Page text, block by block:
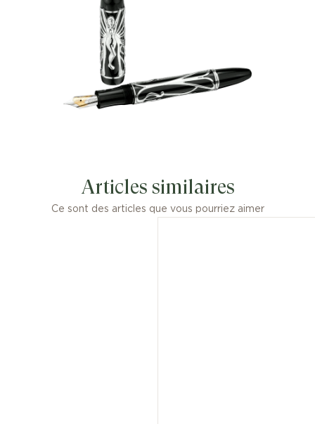
Articles similaires
Ce sont des articles que vous pourriez aimer